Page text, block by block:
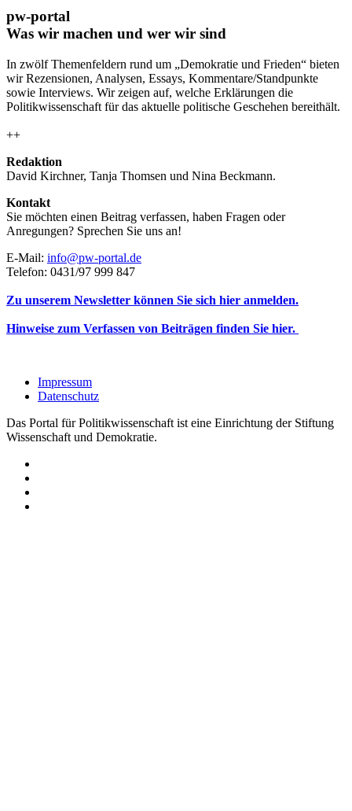
pw-portal
Was wir machen und wer wir sind
In zwölf Themenfeldern rund um „Demokratie und Frieden“ bieten
wir Rezensionen, Analysen, Essays, Kommentare/Standpunkte
sowie Interviews. Wir zeigen auf, welche Erklärungen die
Politikwissenschaft für das aktuelle politische Geschehen bereithält.
++
Redaktion
David Kirchner, Tanja Thomsen und Nina Beckmann.
Kontakt
Sie möchten einen Beitrag verfassen, haben Fragen oder
Anregungen? Sprechen Sie uns an!
E-Mail: info@pw-portal.de
Telefon: 0431/97 999 847
Zu unserem Newsletter können Sie sich hier anmelden.
Hinweise zum Verfassen von Beiträgen finden Sie hier.
Impressum
Datenschutz
Das Portal für Politikwissenschaft ist eine Einrichtung der Stiftung
Wissenschaft und Demokratie.